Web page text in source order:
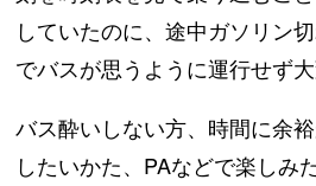
していたのに、途中ガソリン
でバスが思うように運行せず大
バス酔いしない方、時間に余
したいかた、PAなどで楽しみ